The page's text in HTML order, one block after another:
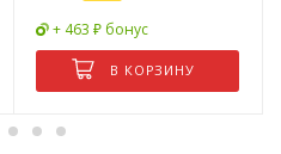
+ 463 ₽ бонус
В КОРЗИНУ